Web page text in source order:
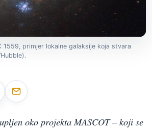
1559, primjer lokalne galaksije koja stvara
oko projekta MASCOT – koji se